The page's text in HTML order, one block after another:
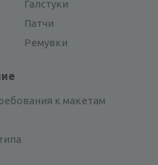
Галстуки
Патчи
Ремувки
к макетам